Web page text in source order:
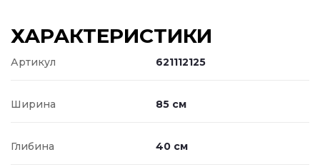
ХАРАКТЕРИСТИКИ
Артикул 621112125
Ширина 85 см
Глибина 40 см